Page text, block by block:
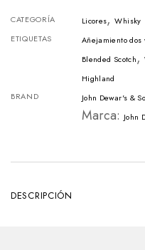
Botella
-
CATEGORÍA Licores,Whisky
ETIQUETAS
Añejamiento dos
Blended Scotch,
Highland
BRAND
John Dewar's &
Marca: John
DESCRIPCIÓN